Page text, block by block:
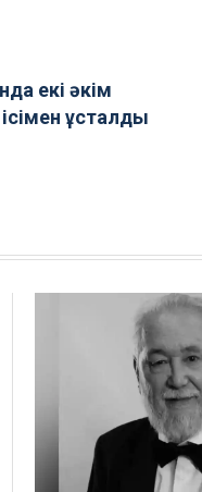
екі әкім
ұсталды